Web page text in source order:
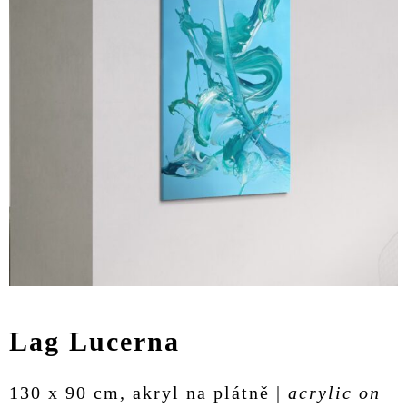
Lag Lucerna
130 x 90 cm, akryl na plátně | acrylic on